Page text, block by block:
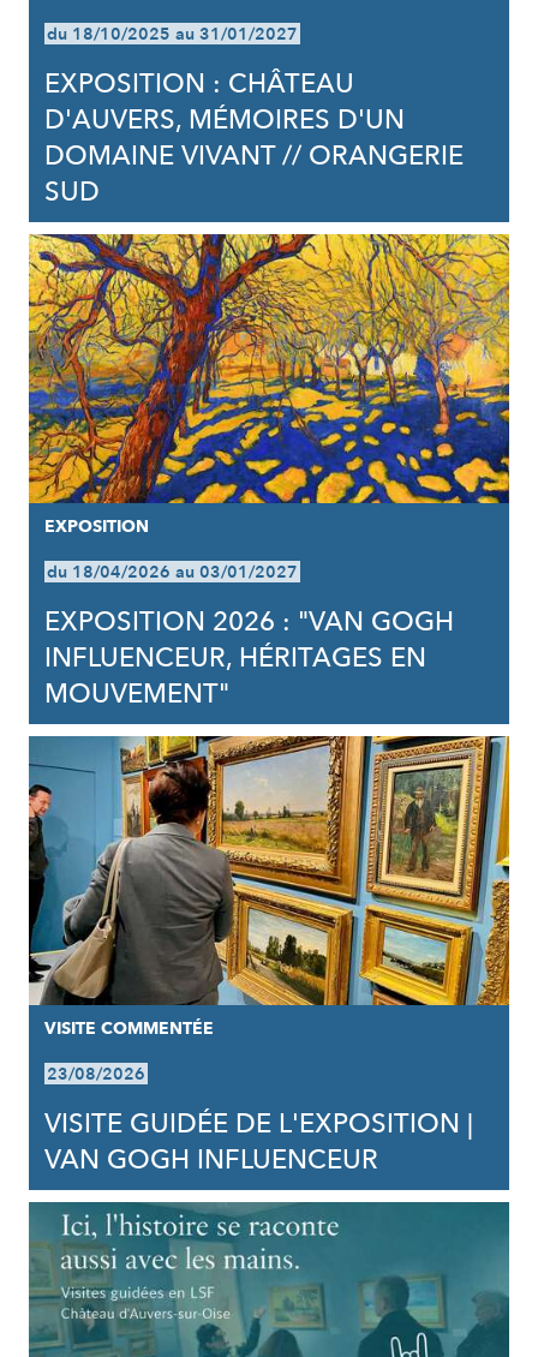
du 18/10/2025 au 31/01/2027
EXPOSITION : CHÂTEAU
D'AUVERS, MÉMOIRES D'UN
DOMAINE VIVANT // ORANGERIE
SUD
EXPOSITION
du 18/04/2026 au 03/01/2027
EXPOSITION 2026 : "VAN GOGH
INFLUENCEUR, HÉRITAGES EN
MOUVEMENT"
VISITE COMMENTÉE
23/08/2026
VISITE GUIDÉE DE L'EXPOSITION |
VAN GOGH INFLUENCEUR